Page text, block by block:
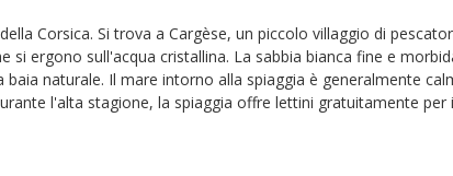
Corsica. Si trova a Cargèse, un piccolo villaggio di
si ergono sull'acqua cristallina. La sabbia bianca fine e
naturale. Il mare intorno alla spiaggia è generalmente
l'alta stagione, la spiaggia offre lettini gratuitamente